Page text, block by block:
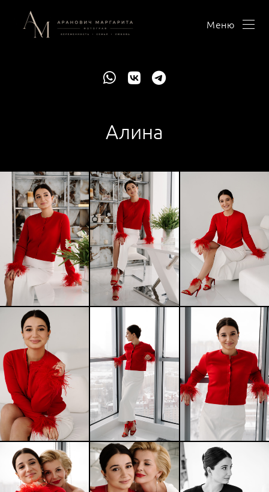
Меню
Алина